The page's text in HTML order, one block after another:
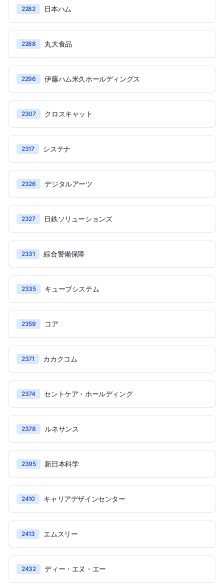
2282 日本ハム
2288 丸大食品
2296 伊藤ハム米久ホールディングス
2307 クロスキャット
2317 システナ
2326 デジタルアーツ
2327 日鉄ソリューションズ
2331 綜合警備保障
2335 キューブシステム
2359 コア
2371 カカクコム
2374 セントケア・ホールディング
2378 ルネサンス
2395 新日本科学
2410 キャリアデザインセンター
2413 エムスリー
2432 ディー・エヌ・エー